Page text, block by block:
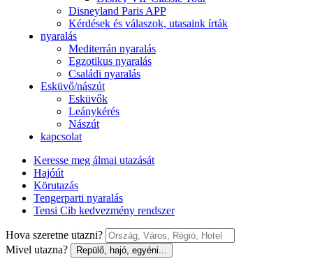
Disneyland Paris APP
Kérdések és válaszok, utasaink írták
nyaralás
Mediterrán nyaralás
Egzotikus nyaralás
Családi nyaralás
Esküvő/nászút
Esküvők
Leánykérés
Nászút
kapcsolat
Keresse meg álmai utazását
Hajóút
Körutazás
Tengerparti nyaralás
Tensi Cib kedvezmény rendszer
Hova szeretne utazni?
Mivel utazna?
Repülő, hajó, egyéni...